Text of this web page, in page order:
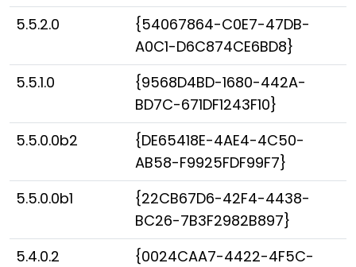
5.5.2.0
{54067864-C0E7-47DB-
A0C1-D6C874CE6BD8}
5.5.1.0
{9568D4BD-1680-442A-
BD7C-671DF1243F10}
5.5.0.0b2
{DE65418E-4AE4-4C50-
AB58-F9925FDF99F7}
5.5.0.0b1
{22CB67D6-42F4-4438-
BC26-7B3F2982B897}
5.4.0.2
{0024CAA7-4422-4F5C-